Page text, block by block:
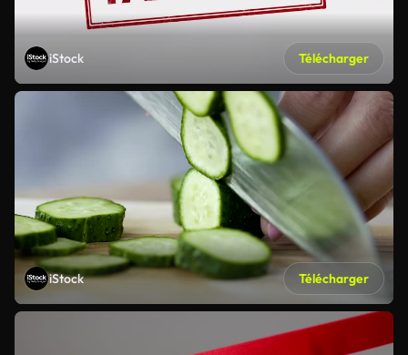
iStock Télécharger
iStock Télécharger